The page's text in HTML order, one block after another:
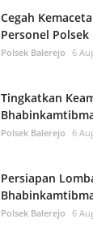
Cegah
Personel Polsek
Polsek Balerejo 6
Tingkatkan
Polsek Balerejo 6
Persiapan
Polsek Balerejo 6